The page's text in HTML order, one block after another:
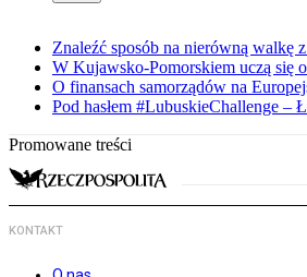
Znaleźć sposób na nierówną walkę
W Kujawsko-Pomorskiem uczą się
O finansach samorządów na
Pod hasłem #LubuskieChallenge –
Promowane treści
KONTAKT